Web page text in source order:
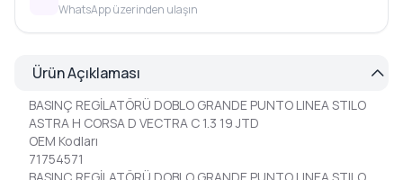
WhatsApp üzerinden ulaşın
Ürün Açıklaması
BASINÇ REGİLATÖRÜ DOBLO GRANDE PUNTO LINEA STILO
ASTRA H CORSA D VECTRA C 1.3 19 JTD
OEM Kodları
71754571